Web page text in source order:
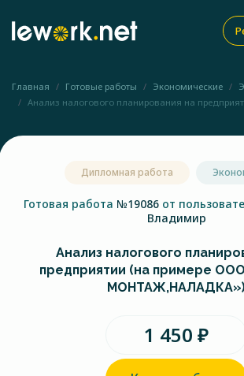
Главная Готовые работы Экономические
Анализ налогового планирования на
Дипломная работа
Готовая работа №19086 от
Владимир
Анализ налогового
предприятии (на примере
1 450 ₽